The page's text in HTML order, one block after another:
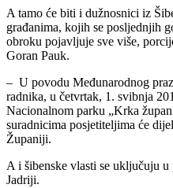
A tamo će biti i dužnosnici iz
građanima, kojih se posljednjih
obroku pojavljuje sve više,
Goran Pauk.
– U povodu Međunarodnog
radnika, u četvrtak, 1. svibnja
Nacionalnom parku „Krka
suradnicima posjetiteljima će
Županiji.
A i šibenske vlasti se uključuju
Jadriji.